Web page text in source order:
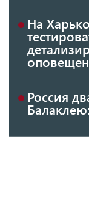
На
Россия